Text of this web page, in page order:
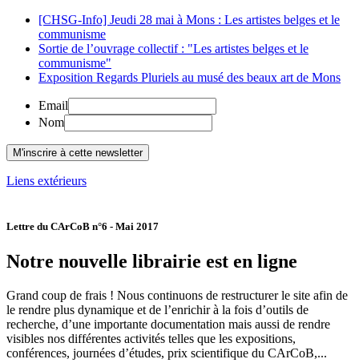
[CHSG-Info] Jeudi 28 mai à Mons : Les artistes belges et le
communisme
Sortie de l’ouvrage collectif : "Les artistes belges et le
communisme"
Exposition Regards Pluriels au musé des beaux art de Mons
Email
Nom
Liens extérieurs
Lettre du CArCoB n°6 - Mai 2017
Notre nouvelle librairie est en ligne
Grand coup de frais ! Nous continuons de restructurer le site afin de
le rendre plus dynamique et de l’enrichir à la fois d’outils de
recherche, d’une importante documentation mais aussi de rendre
visibles nos différentes activités telles que les expositions,
conférences, journées d’études, prix scientifique du CArCoB,...